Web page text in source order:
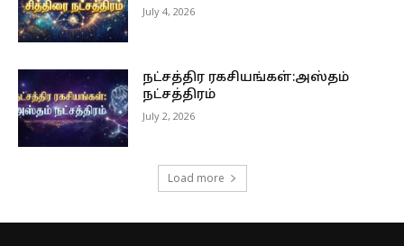
July 4, 2026
நட்சத்திர ரகசியங்கள்:அஸ்தம்
நட்சத்திரம்
July 2, 2026
Load more